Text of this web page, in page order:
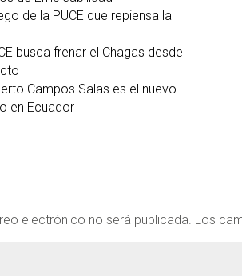
de la PUCE que repiensa la
busca frenar el Chagas desde
Campos Salas es el nuevo
en Ecuador
electrónico no será publicada. Los